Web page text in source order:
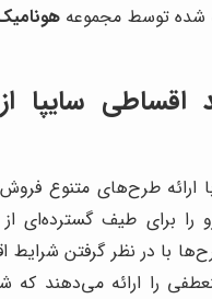
شده توسط مجموعه
اقساطی سایپا
ارائه طرح‌های متنوع
را برای طیف گسترده‌ای
با در نظر گرفتن شرایط
را ارائه می‌دهند که